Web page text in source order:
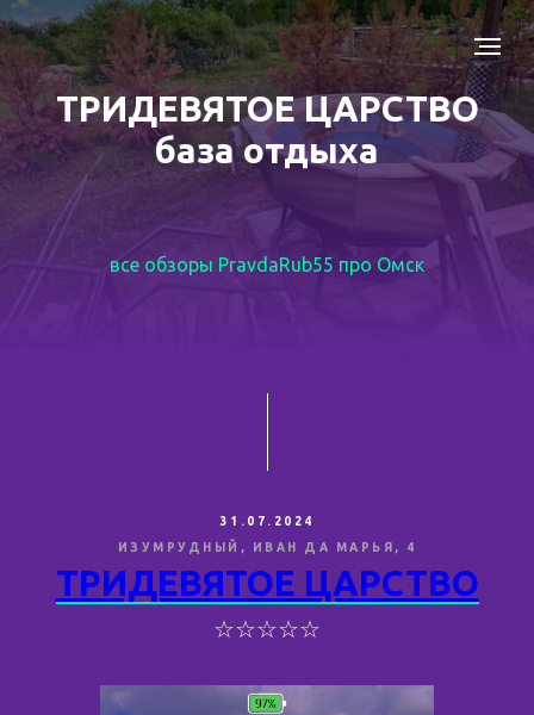
ТРИДЕВЯТОЕ ЦАРСТВО
база отдыха
все обзоры PravdaRub55 про Омск
31.07.2024
ИЗУМРУДНЫЙ, ИВАН ДА МАРЬЯ, 4
ТРИДЕВЯТОЕ ЦАРСТВО
☆☆☆☆☆